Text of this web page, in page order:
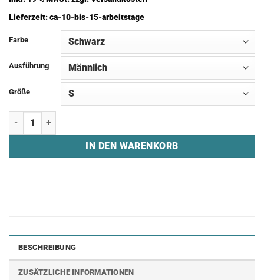
Lieferzeit:ca-10-bis-15-arbeitstage
Farbe
Ausführung
Größe
T-Shirt "SMOKE MID EVERYDAY" Menge
IN DEN WARENKORB
BESCHREIBUNG
ZUSÄTZLICHE INFORMATIONEN